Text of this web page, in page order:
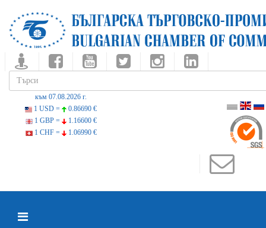
към 07.08.2026 г.
1 USD =
0.86690 €
1 GBP =
1.16600 €
1 CHF =
1.06990 €